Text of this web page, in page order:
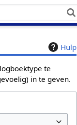
Hulp
te
in te geven.